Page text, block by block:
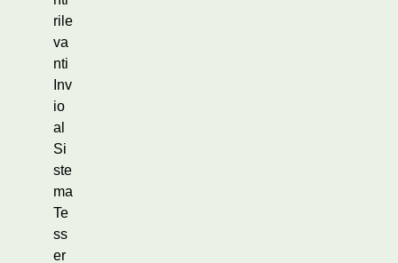
rile
va
nti
Inv
io
al
Si
ste
ma
Te
ss
er